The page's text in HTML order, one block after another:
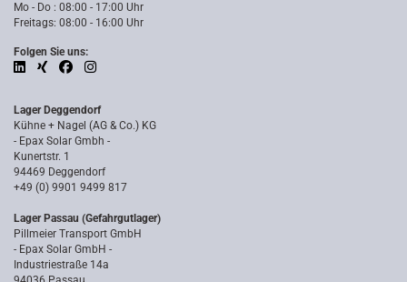
Mo - Do : 08:00 - 17:00 Uhr
Freitags: 08:00 - 16:00 Uhr
Folgen Sie uns:
Lager Deggendorf
Kühne + Nagel (AG & Co.) KG
- Epax Solar Gmbh -
Kunertstr. 1
94469 Deggendorf
+49 (0) 9901 9499 817
Lager Passau (Gefahrgutlager)
Pillmeier Transport GmbH
- Epax Solar GmbH -
Industriestraße 14a